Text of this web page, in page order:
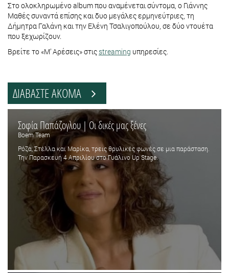
Στο ολοκληρωμένο album που αναμένεται σύντομα, ο Γιάννης
Μαθές συναντά επίσης και δυο μεγάλες ερμηνεύτριες, τη
Δήμητρα Γαλάνη και την Ελένη Τσαλιγοπούλου, σε δύο ντουέτα
που ξεχωρίζουν.
Βρείτε το «Μ’ Αρέσεις» στις streaming υπηρεσίες.
ΔΙΑΒΑΣΤΕ ΑΚΟΜΑ
Σοφία Παπάζογλου | Οι δικές μας ξένες
Boem Team
Ρόζα, Στέλλα και Μαρίκα, τρεις θρυλικές φωνές σε μια παράσταση.
Την Παρασκευή 4 Απριλίου στο Γυάλινο Up Stage.